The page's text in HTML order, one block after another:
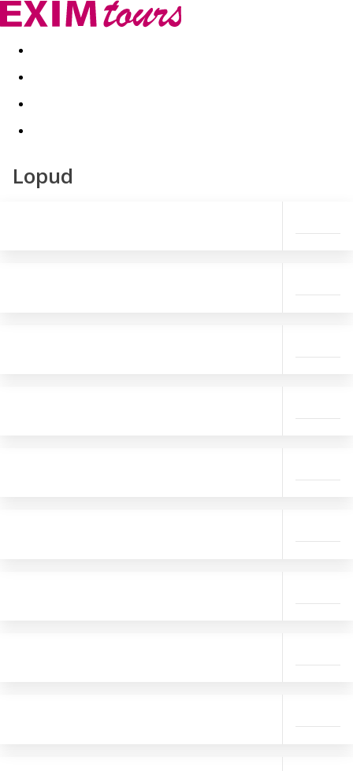
Akční nabídky Last minute
Lopud